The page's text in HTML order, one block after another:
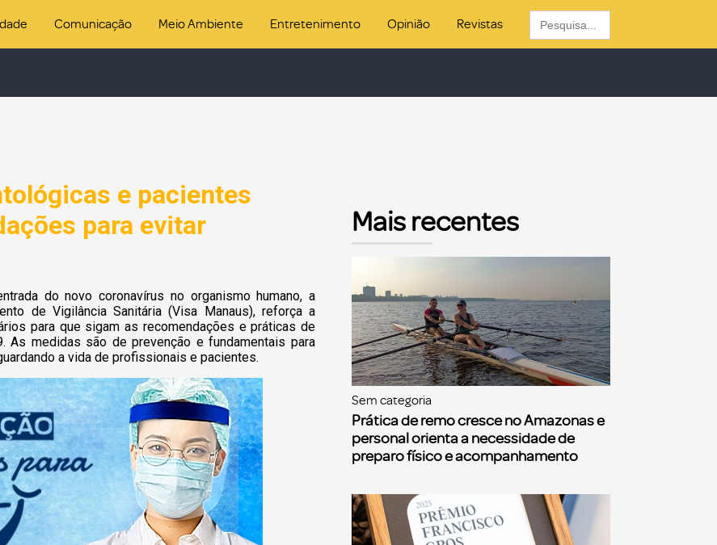
Comunicação Meio Ambiente Entretenimento Opinião Revistas
Search
for:
e pacientes
para evitar
do novo coronavírus no organismo humano, a
de Vigilância Sanitária (Visa Manaus), reforça a
para que sigam as recomendações e práticas de
As medidas são de prevenção e fundamentais para
a vida de profissionais e pacientes.
Mais recentes
Sem categoria
Prática de remo cresce no Amazonas e
personal orienta a necessidade de
preparo físico e acompanhamento